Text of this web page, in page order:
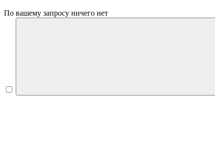
По вашему запросу ничего нет